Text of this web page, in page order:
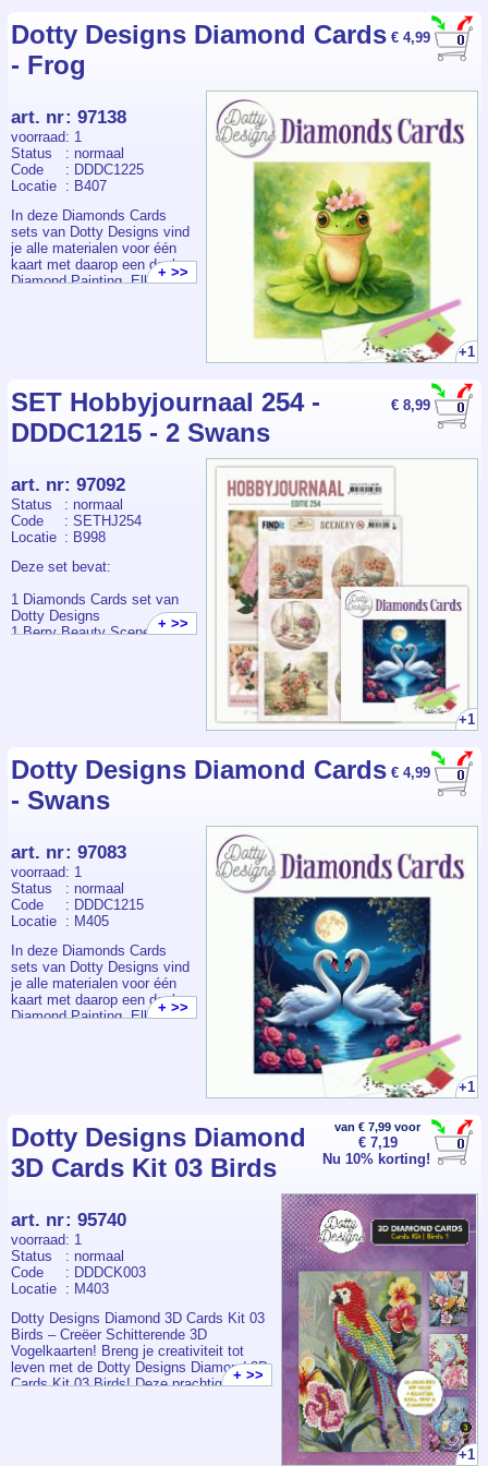
€ 4,99
Dotty Designs Diamond Cards
- Frog
+1
art. nr: 97138
voorraad: 1
Status
: normaal
Code
: DDDC1225
Locatie : B407
In deze Diamonds Cards
sets van Dotty Designs vind
je alle materialen voor één
kaart met daarop een deel
Diamond Painting. Elk
+ >>
€ 8,99
SET Hobbyjournaal 254 -
DDDC1215 - 2 Swans
+1
art. nr: 97092
Status
: normaal
Code
: SETHJ254
Locatie : B998
Deze set bevat:
1 Diamonds Cards set van
Dotty Designs
1 Berry Beauty Scenery
+ >>
€ 4,99
Dotty Designs Diamond Cards
- Swans
+1
art. nr: 97083
voorraad: 1
Status
: normaal
Code
: DDDC1215
Locatie : M405
In deze Diamonds Cards
sets van Dotty Designs vind
je alle materialen voor één
kaart met daarop een deel
Diamond Painting. Elk
+ >>
van € 7,99 voor
€ 7,19
Nu 10% korting!
Dotty Designs Diamond
3D Cards Kit 03 Birds
+1
art. nr: 95740
voorraad: 1
Status
: normaal
Code
: DDDCK003
Locatie : M403
Dotty Designs Diamond 3D Cards Kit 03
Birds – Creëer Schitterende 3D
Vogelkaarten! Breng je creativiteit tot
leven met de Dotty Designs Diamond 3D
Cards Kit 03 Birds! Deze prachtige kit
+ >>